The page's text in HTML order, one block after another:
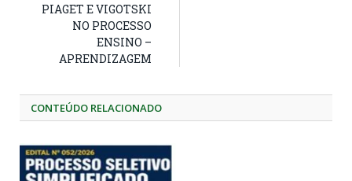
PIAGET E VIGOTSKI
NO PROCESSO
ENSINO –
APRENDIZAGEM
CONTEÚDO RELACIONADO